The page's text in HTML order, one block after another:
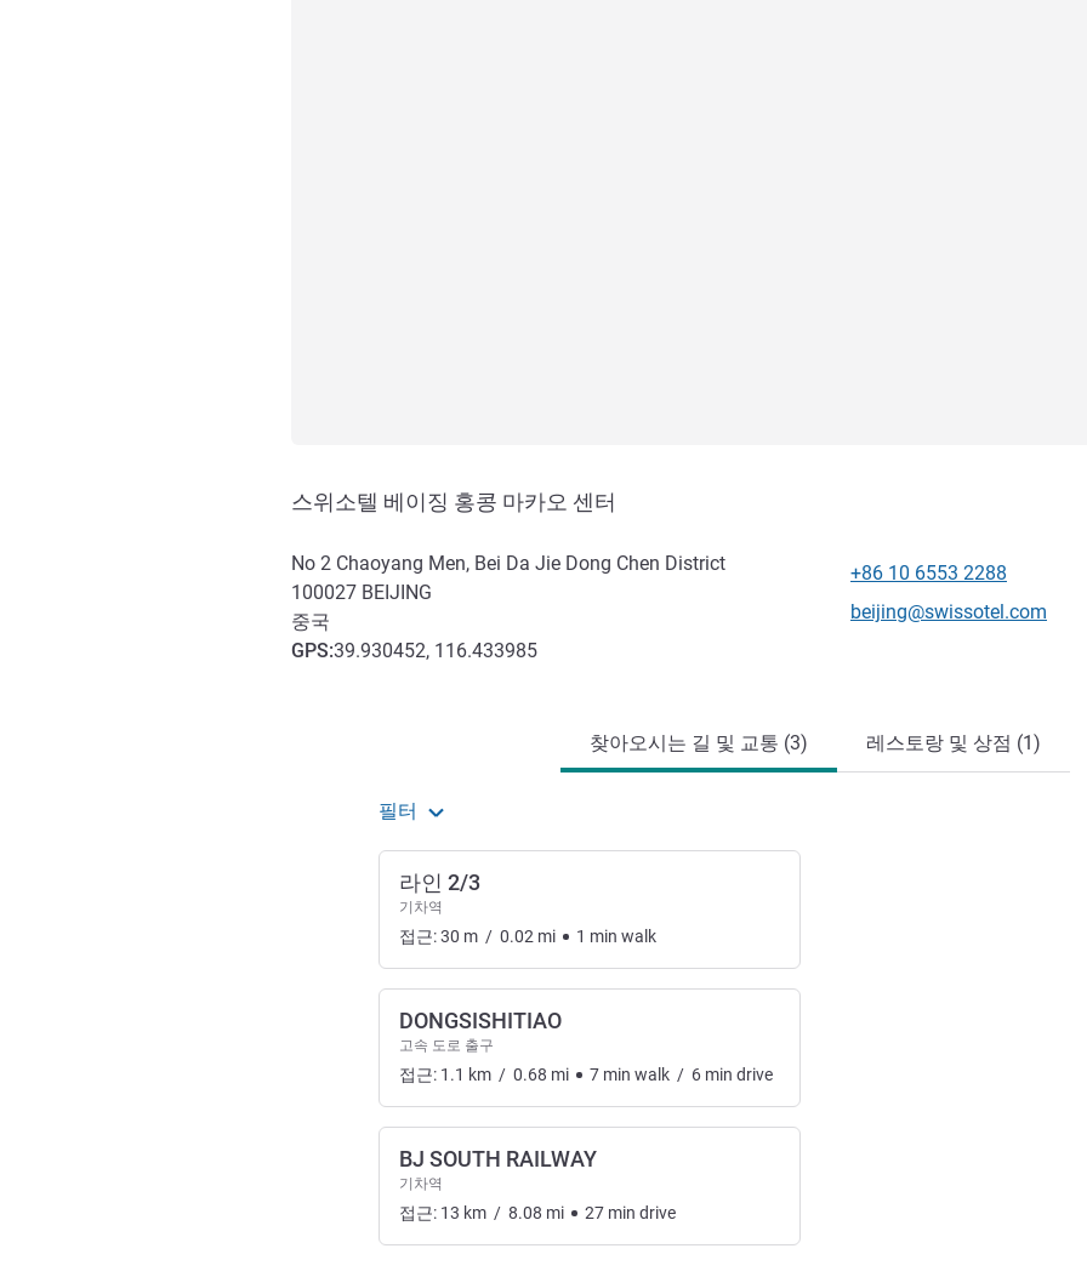
스위소텔 베이징 홍콩 마카오 센터
No 2 Chaoyang Men, Bei Da Jie Dong Chen District
100027 BEIJING
중국
GPS:39.930452, 116.433985
전화
+86 10 6553 2288
E-mail
beijing@swissotel.com
찾아오시는 길 및 교통 (3) 레스토랑 및 상점 (1)
필터
라인 2/3
기차역
접근:30 m / 0.02 mi 1 min walk
DONGSISHITIAO
고속 도로 출구
접근: 1.1 km / 0.68 mi 7 min walk / 6 min drive
BJ SOUTH RAILWAY
기차역
접근: 13 km / 8.08 mi 27 min drive